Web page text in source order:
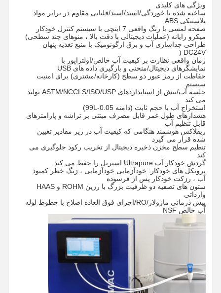
ویژگی های کلیدی
ساخته شده با خوردگی/اسید/اسید/قلیایی مقاوم در برابر مواد
پلاستیکی ABS
صفحه لمسی با رنگ واقعی 7 اینچی با سیستم کنترل خودکار
میکرو رایانه (عملیات دیجیتالی با دقت بالا ، منوهای چند سطحی)
طراحی جداسازی آب و برق ارگونومیک با منبع تغذیه پنهان
DC24V (
زمان واقعی نظارت بر کیفیت آب خالص/اولتراپور با
نمایشگرهای دیجیتال/منحنی و بارگیری داده های USB
حفاظت از رمز عبور دو سطح (کارخانه/مشتری) برای امنیت
سیستم
جلسه آب/بیش از استانداردهای ASTM/NCCLS/ISO/USP تولید
می کند
استخراج آب با حجم ثابت (دامنه 0.05-99L)
هشدارهای طول عمر قابل مصرف مبتنی بر تراشه و پارامترهای
قابل تنظیم آب
ریفلاکس هوشمند هنگامی که کیفیت آب در زیر مقادیر تعیین
شده قرار می گیرد
تنظیم سطح مخزن ذخیره دیجیتال از تخریب رکود جلوگیری می
کند
گردش خودکار آب Ultrapure استریل را حفظ می کند
پروتکل های خودکار: خودآزمایی خودآزمایی ، زنگ خطر کمبود
آب ، رزکت خودکار پس از فرسوده
ستون های تصفیه دو ظرفیت بزرگ با رزین ROHM و HAAS
وارداتی
پیش درمانی ماژولار/RO/اجزای فوق العاده اصلاح با خطوط لوله
آب خالص NSF